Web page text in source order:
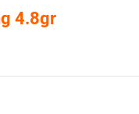
4.8gr